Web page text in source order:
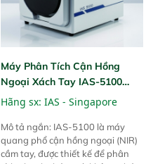
Máy Phân Tích Cận Hồng
Ngoại Xách Tay IAS-5100
(Portable NIR Analyzer)
Hãng sx: IAS - Singapore
Mô tả ngắn: IAS-5100 là máy
quang phổ cận hồng ngoại (NIR)
cầm tay, được thiết kế để phân